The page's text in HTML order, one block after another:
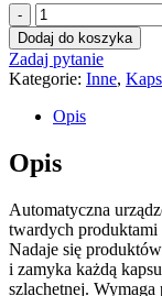
ilość
Kapsułkarka
automatyczna
NJP-
400C
Dodaj do koszyka
Zadaj pytanie
Kategorie: Inne,
Opis
Opis
Automatyczna
twardych produktami
Nadaje się
i zamyka każdą
szlachetnej. Wymaga